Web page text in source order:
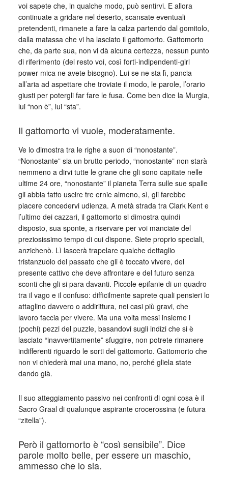
voi sapete che, in qualche modo, può sentirvi. E allora
continuate a gridare nel deserto, scansate eventuali
pretendenti, rimanete a fare la calza partendo dal gomitolo,
dalla matassa che vi ha lasciato il gattomorto. Gattomorto
che, da parte sua, non vi dà alcuna certezza, nessun punto
di riferimento (del resto voi, così forti-indipendenti-girl
power mica ne avete bisogno). Lui se ne sta lì, pancia
all’aria ad aspettare che troviate il modo, le parole, l’orario
giusti per potergli far fare le fusa. Come ben dice la Murgia,
lui “non è”, lui “sta”.
Il gattomorto vi vuole, moderatamente.
Ve lo dimostra tra le righe a suon di “nonostante”.
“Nonostante” sia un brutto periodo, “nonostante” non starà
nemmeno a dirvi tutte le grane che gli sono capitate nelle
ultime 24 ore, “nonostante” il pianeta Terra sulle sue spalle
gli abbia fatto uscire tre ernie almeno, sì, gli farebbe
piacere concedervi udienza. A metà strada tra Clark Kent e
l’ultimo dei cazzari, il gattomorto si dimostra quindi
disposto, sua sponte, a riservare per voi manciate del
preziosissimo tempo di cui dispone. Siete proprio speciali,
anzichenò. Lì lascerà trapelare qualche dettaglio
tristanzuolo del passato che gli è toccato vivere, del
presente cattivo che deve affrontare e del futuro senza
sconti che gli si para davanti. Piccole epifanie di un quadro
tra il vago e il confuso: difficilmente saprete quali pensieri lo
attaglino davvero o addirittura, nei casi più gravi, che
lavoro faccia per vivere. Ma una volta messi insieme i
(pochi) pezzi del puzzle, basandovi sugli indizi che si è
lasciato “inavvertitamente” sfuggire, non potrete rimanere
indifferenti riguardo le sorti del gattomorto. Gattomorto che
non vi chiederà mai una mano, no, perché gliela state
dando già.
Il suo atteggiamento passivo nei confronti di ogni cosa è il
Sacro Graal di qualunque aspirante crocerossina (e futura
“zitella”).
Però il gattomorto è “così sensibile”. Dice
parole molto belle, per essere un maschio,
ammesso che lo sia.